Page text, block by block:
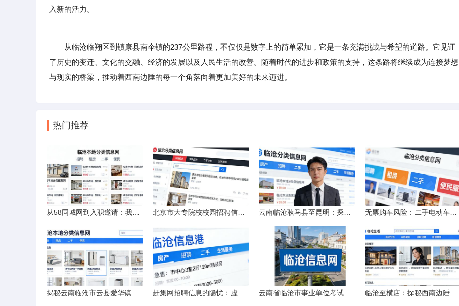
入新的活力。
从临沧临翔区到镇康县南伞镇的237公里路程，不仅仅是数字上的简单累加，它是一条充满挑战与希望的道路。它见证
了历史的变迁、文化的交融、经济的发展以及人民生活的改善。随着时代的进步和政策的支持，这条路将继续成为连接梦想
与现实的桥梁，推动着西南边陲的每一个角落向着更加美好的未来迈进。
热门推荐